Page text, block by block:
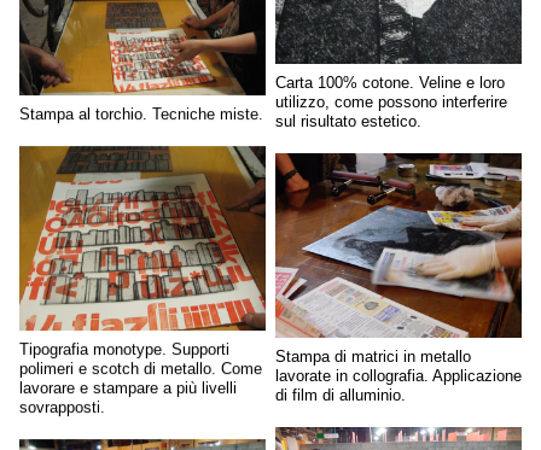
Carta 100% cotone. Veline e loro
utilizzo, come possono interferire
sul risultato estetico.
Stampa al torchio. Tecniche miste.
Tipografia monotype. Supporti
polimeri e scotch di metallo. Come
lavorare e stampare a più livelli
sovrapposti.
Stampa di matrici in metallo
lavorate in collografia. Applicazione
di film di alluminio.